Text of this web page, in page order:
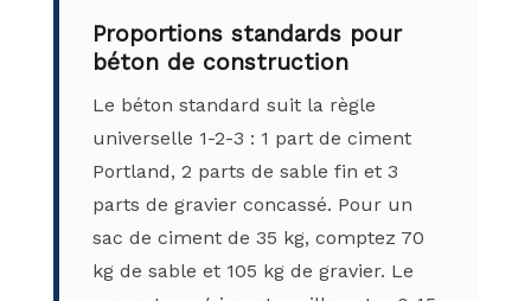
Proportions standards pour
béton de construction
Le béton standard suit la règle
universelle 1-2-3 : 1 part de ciment
Portland, 2 parts de sable fin et 3
parts de gravier concassé. Pour un
sac de ciment de 35 kg, comptez 70
kg de sable et 105 kg de gravier. Le